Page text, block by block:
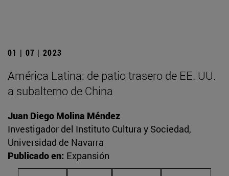
01 | 07 | 2023
América Latina: de patio trasero de EE. UU.
a subalterno de China
Juan Diego Molina Méndez
Investigador del Instituto Cultura y Sociedad,
Universidad de Navarra
Publicado en: Expansión